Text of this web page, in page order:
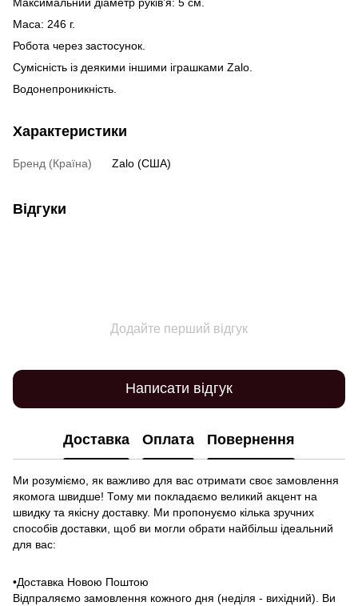
Маса: 246 г.
Робота через застосунок.
Сумісність із деякими іншими іграшками Zalo.
Водонепроникність.
Характеристики
Бренд (Країна) Zalo (США)
Відгуки
Додайте перший відгук
Написати відгук
Доставка Оплата Повернення
Ми розуміємо, як важливо для вас отримати своє замовлення
якомога швидше! Тому ми покладаємо великий акцент на
швидку та якісну доставку. Ми пропонуємо кілька зручних
способів доставки, щоб ви могли обрати найбільш ідеальний
для вас:
•Доставка Новою Поштою
Відпраляємо замовлення кожного дня (неділя - вихідний). Ви